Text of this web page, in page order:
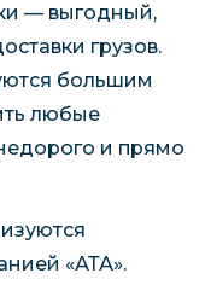
— выгодный,
грузов.
большим
любые
и прямо
«АТА».